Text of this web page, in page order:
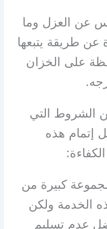
عن العزل وما
عن طريقة يتبعها
على الخزان
الشروط التي
إتمام هذه
كبيرة من
الخدمة ولكن
عدم تسليم